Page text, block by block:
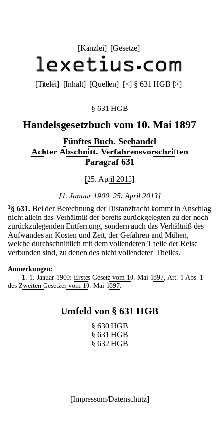
[Kanzlei] [Gesetze]
[Titelei] [Inhalt] [Quellen] [<] § 631 HGB [>]
§ 631 HGB
Handelsgesetzbuch vom 10. Mai 1897
Fünftes Buch. Seehandel
Achter Abschnitt. Verfahrensvorschriften
Paragraf 631
[25. April 2013]
[1. Januar 1900–25. April 2013]
1 § 631. Bei der Berechnung der Distanzfracht kommt in Anschlag
nicht allein das Verhältniß der bereits zurückgelegten zu der noch
zurückzulegenden Entfernung, sondern auch das Verhältniß des
Aufwandes an Kosten und Zeit, der Gefahren und Mühen,
welche durchschnittlich mit dem vollendeten Theile der Reise
verbunden sind, zu denen des nicht vollendeten Theiles.
Anmerkungen:
1
. 1. Januar 1900: Erstes Gesetz vom 10. Mai 1897, Art. 1 Abs. 1
des Zweiten Gesetzes vom 10. Mai 1897
Umfeld von § 631 HGB
§ 630 HGB
§ 631 HGB
§ 632 HGB
[Impressum/Datenschutz]